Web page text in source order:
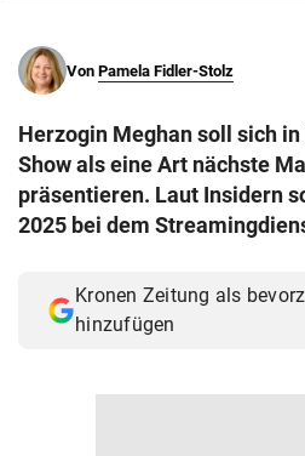
Von Pamela Fidler-Stolz
Herzogin Meghan soll sich
Show als eine Art nächste
präsentieren. Laut Insidern
2025 bei dem
Kronen Zeitung als
hinzufügen